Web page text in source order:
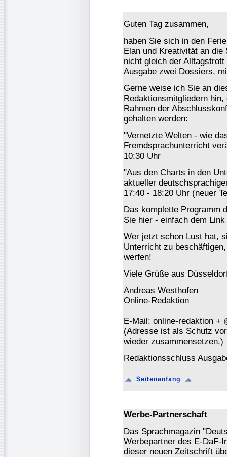
Guten Tag zusammen,
haben Sie sich in den
Elan und Kreativität an
nicht gleich der
Ausgabe zwei Dossiers,
Gerne weise ich Sie an
Redaktionsmitgliedern
Rahmen der
gehalten werden:
"Vernetzte Welten - wie
Fremdsprachunterricht
10:30 Uhr
"Aus den Charts in den
aktueller
17:40 - 18:20 Uhr (neuer
Das komplette Programm
Sie hier - einfach dem
Wer jetzt schon Lust hat,
Unterricht zu
werfen!
Viele Grüße aus
Andreas Westhofen
Online-Redaktion
E-Mail: online-redaktion +
(Adresse ist als Schutz
wieder zusammensetzen.)
Redaktionsschluss
Werbe-Partnerschaft
Das Sprachmagazin
Werbepartner des E-DaF-
dieser neuen Zeitschrift